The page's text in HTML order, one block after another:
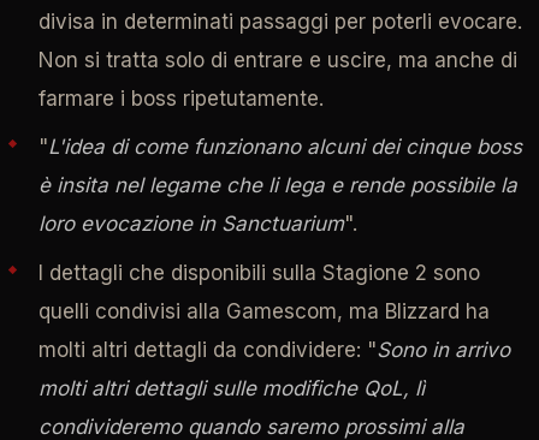
divisa in determinati passaggi per poterli evocare.
Non si tratta solo di entrare e uscire, ma anche di
farmare i boss ripetutamente.
"L'idea di come funzionano alcuni dei cinque boss
è insita nel legame che li lega e rende possibile la
loro evocazione in Sanctuarium".
I dettagli che disponibili sulla Stagione 2 sono
quelli condivisi alla Gamescom, ma Blizzard ha
molti altri dettagli da condividere: "Sono in arrivo
molti altri dettagli sulle modifiche QoL, lì
condivideremo quando saremo prossimi alla